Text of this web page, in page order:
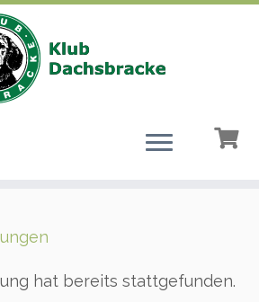
hat bereits stattgefunden.